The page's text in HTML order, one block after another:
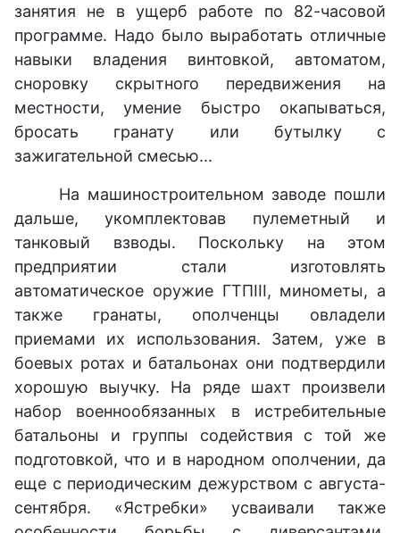
занятия не в ущерб работе по 82-часовой
программе. Надо было выработать отличные
навыки владения винтовкой, автоматом,
сноровку скрытного передвижения на
местности, умение быстро окапываться,
бросать гранату или бутылку с
зажигательной смесью...
На машиностроительном заводе пошли
дальше, укомплектовав пулеметный и
танковый взводы. Поскольку на этом
предприятии стали изготовлять
автоматическое оружие ГТПІІІ, минометы, а
также гранаты, ополченцы овладели
приемами их использования. Затем, уже в
боевых ротах и батальонах они подтвердили
хорошую выучку. На ряде шахт произвели
набор военнообязанных в истребительные
батальоны и группы содействия с той же
подготовкой, что и в народном ополчении, да
еще с периодическим дежурством с августа-
сентября. «Ястребки» усваивали также